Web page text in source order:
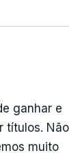
ganhar e
títulos. Não
muito